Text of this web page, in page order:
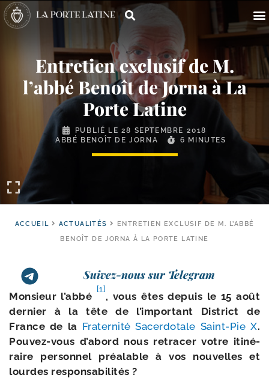
Entretien exclusif de M.
l’abbé Benoît de Jorna à La
Porte Latine
PUBLIÉ LE 28 SEPTEMBRE 2018
ABBÉ BENOÎT DE JORNA
6 MINUTES
ACCUEIL ACTUALITÉS
ENTRETIEN EXCLUSIF DE M. L’ABBÉ
BENOÎT DE JORNA À LA PORTE LATINE
Suivez-nous sur Telegram
Monsieur l’abbé
[1]
, vous êtes depuis le 15 août
der­nier à la tête de l’important District de
France de la Fraternité Sacerdotale Saint-​Pie X.
Pouvez-​vous d’abord nous retra­cer votre iti­né­
raire per­son­nel préa­lable à vos nou­velles et
lourdes responsabilités ?